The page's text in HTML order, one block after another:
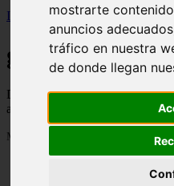
mostrarte
anuncios
tráfico en nuestra
de donde llegan
Inicio
gatos2>Página 97
gatos2
Descubre todas las noticias de
actualizados y contenido de
Mostrando 2305 - 2328 de 2800